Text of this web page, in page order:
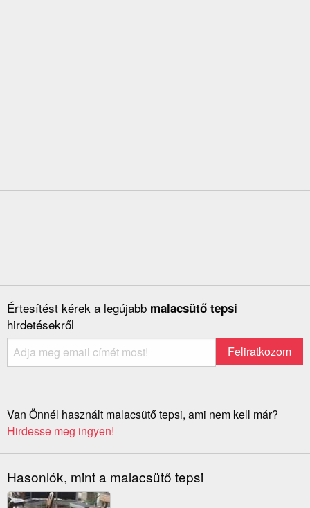
Értesítést kérek a legújabb malacsütő tepsi
hirdetésekről
Van Önnél használt malacsütő tepsi, ami nem kell már?
Hirdesse meg ingyen!
Hasonlók, mint a malacsütő tepsi